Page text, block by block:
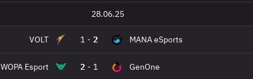
28.06.25
VOLT 1 - 2 MANA eSports
WOPA Esport 2 - 1 GenOne